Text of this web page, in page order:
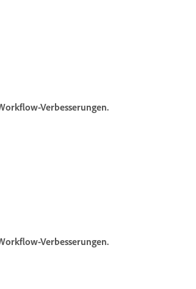
Verbesserungen.
Verbesserungen.